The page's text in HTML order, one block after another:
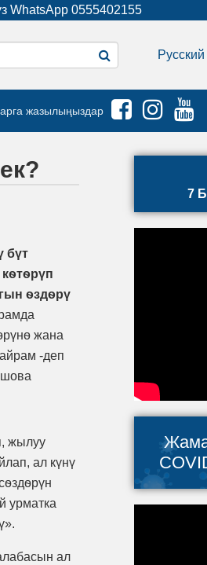
WhatsApp 0555402155
Русский
жазылыңыздар
бүт
ѳздѳрү
жана
-деп
жылуу
ал күнү
урматка
ал
7